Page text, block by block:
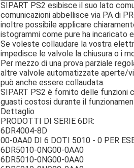
SIPART PS2 esibisce il suo lato
comunicazioni abbellisce via PA di
inoltre possibile applicare
istogrammi come pure ha incaricato
Se voleste collaudare la vostra
impedisce le valvole la chiusura o i
Per mezzo di una prova parziale
altre valvole automatizzate aperte/
può anche essere collaudata.
SIPART PS2 è fornito delle funzioni
guasti costosi durante il
Dettaglio
PRODOTTI DI SERIE 6DR:
6DR4004-8D
00-0AA0 DI 6 DOTI 5010 - 0 PER
6DR5010-0NG00-0AA0
6DR5010-0NG00-0AA0